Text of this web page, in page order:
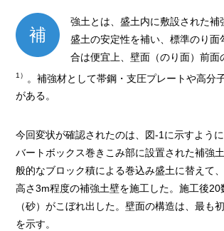
補
強土とは、盛土内に敷設された
盛土の安定性を補い、標準のり
合は便宜上、壁面（のり面）前
1）
。補強材として帯鋼・支圧プレートや高分
がある。
今回変状が確認されたのは、図-1に示すよう
バートボックス巻きこみ部に設置された補強
般的なブロック積による巻込み盛土に替えて
高さ3m程度の補強土壁を施工した。施工後
（砂）がこぼれ出した。壁面の構造は、最
を示す。